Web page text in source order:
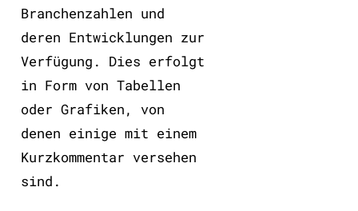
Branchenzahlen und
deren Entwicklungen zur
Verfügung. Dies erfolgt
in Form von Tabellen
oder Grafiken, von
denen einige mit einem
Kurzkommentar versehen
sind.